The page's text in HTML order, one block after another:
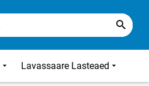
Lavassaare Lasteaed